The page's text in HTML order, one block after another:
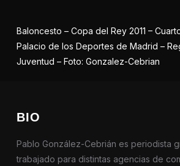
Baloncesto – Copa del Rey 2011 –
Palacio de los Deportes de Madrid –
Juventud – Foto: Gonzalez-Cebrian
BIO
Pablo González-Cebrián es periodista
trabajado para distintas agencias de